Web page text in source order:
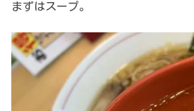
まずはスープ。